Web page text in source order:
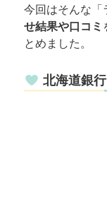
今回はそんな
せ結果や口コミ
とめました。
北海道銀